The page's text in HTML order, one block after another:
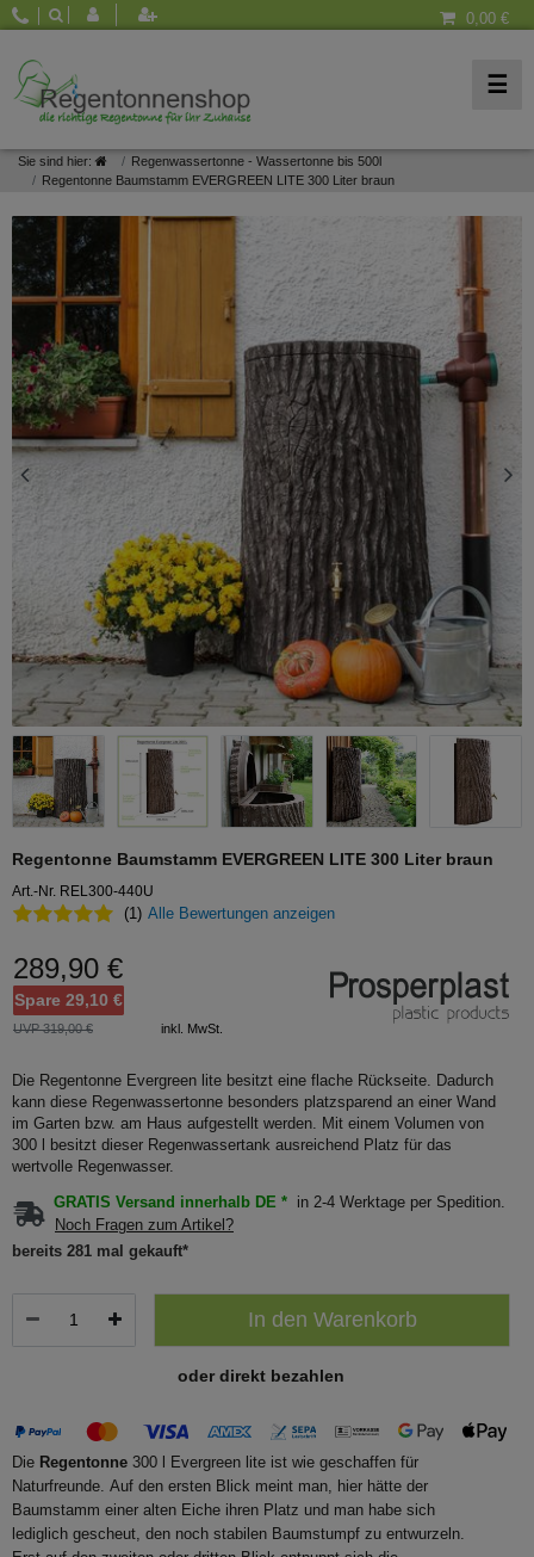
0,00 €
☰
Sie sind hier:
Regenwassertonne - Wassertonne bis 500l
Regentonne Baumstamm EVERGREEN LITE 300 Liter braun
Regentonne Baumstamm EVERGREEN LITE 300 Liter braun
Art.-Nr. REL300-440U
(1) Alle Bewertungen anzeigen
289,90 €
Spare 29,10 €
UVP 319,00 € inkl. MwSt.
Die Regentonne Evergreen lite besitzt eine flache Rückseite. Dadurch
kann diese Regenwassertonne besonders platzsparend an einer Wand
im Garten bzw. am Haus aufgestellt werden. Mit einem Volumen von
300 l besitzt dieser Regenwassertank ausreichend Platz für das
wertvolle Regenwasser.
GRATIS Versand innerhalb DE *
in 2-4 Werktage per Spedition.
Noch Fragen zum Artikel?
bereits 281 mal gekauft*
In den Warenkorb
oder direkt bezahlen
Die Regentonne 300 l Evergreen lite ist wie geschaffen für
Naturfreunde. Auf den ersten Blick meint man, hier hätte der
Baumstamm einer alten Eiche ihren Platz und man habe sich
lediglich gescheut, den noch stabilen Baumstumpf zu entwurzeln.